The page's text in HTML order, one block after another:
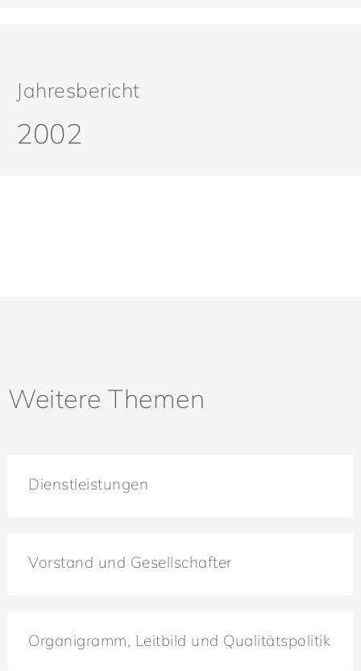
Jahresbericht
2002
Weitere Themen
Dienstleistungen
Vorstand und Gesellschafter
Organigramm, Leitbild und Qualitätspolitik